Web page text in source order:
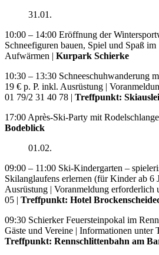
31.01.
10:00 – 14:00 Eröffnung der
Schneefiguren bauen, Spiel und Spaß im
Aufwärmen | Kurpark Schierke
10:30 – 13:30 Schneeschuhwanderung
19 € p. P. inkl. Ausrüstung |
01 79/2 31 40 78 | Treffpunkt:
17:00 Après-Ski-Party mit
Bodeblick
01.02.
09:00 – 11:00 Ski-Kindergarten –
Skilanglaufens erlernen (für Kinder ab 6
Ausrüstung | Voranmeldung erforderlich
05 | Treffpunkt: Hotel
09:30 Schierker Feuersteinpokal im
Gäste und Vereine | Informationen unter
Treffpunkt: Rennschlittenbahn am